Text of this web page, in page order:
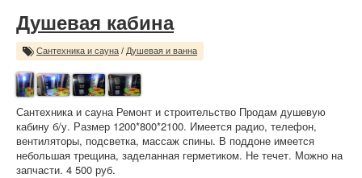
Душевая кабина
Сантехника и сауна / Душевая и ванна
Сантехника и сауна Ремонт и строительство Продам душевую
кабину б/у. Размер 1200*800*2100. Имеется радио, телефон,
вентиляторы, подсветка, массаж спины. В поддоне имеется
небольшая трещина, заделанная герметиком. Не течет. Можно на
запчасти. 4 500 руб.